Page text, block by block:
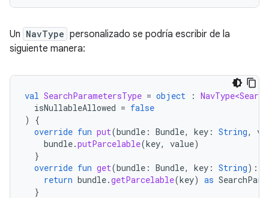
Un NavType personalizado se podría escribir de la
siguiente manera:
val SearchParametersType = object :
isNullableAllowed = false
)
{
override fun put(bundle : Bundle, key : String,
bundle.putParcelable(key, value)
}
override fun get(bundle : Bundle, key : String):
return bundle.getParcelable(key) as
}